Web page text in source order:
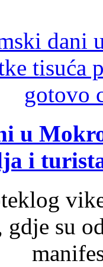
u
i
gdje su